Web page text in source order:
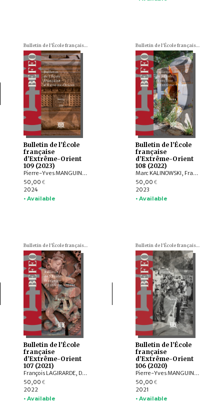
Bulletin de l'École française d'Extrême-Orient (BEFEO)
Bulletin de l’École
française
d’Extrême-Orient
109 (2023)
Pierre-Yves MANGUIN, Philippe PAPIN, Jean-Luc CHEVILLARD, Olivier de BERNON, François LAGIRARDE, Jiří JÁKL, Bertrand PORTE, Michel ANTELME, Volker GRABOWSKY, Thissana WEERAKIETSOONTORN, Raphaël MALANGIN, Nicolas SIMON, Peera PANARUT, Muhlis HADRAWI, Campbell MACKNIGHT, Kathryn WELLEN, Santi PAKDEEKHAM, HIEP Chan Vicheth
50,00 €
2024
• Available
Bulletin de l'École française d'Extrême-Orient (BEFEO)
Bulletin de l’École
française
d’Extrême-Orient
108 (2022)
Marc KALINOWSKI, François LACHAUD, Arlo GRIFFITHS, Titi Surti NASTITI, Xavier HERMAND, EKO BASTIAWAN, Cuong T. MAI, QIAN Shenghua, Benjamin DANIELS
50,00 €
2023
• Available
Bulletin de l'École française d'Extrême-Orient (BEFEO)
Bulletin de l’École
française
d’Extrême-Orient
107 (2021)
François LAGIRARDE, Dominic GOODALL, Louis GABAUDE, Nicolas REVIRE, Bruno DAGENS, Andrea ACRI, Franciscus VERELLEN, Allan G. GRAPARD, Johan LEVILLAIN, Hans T. BAKKER, ZHANG Zhaoyang, Javier SCHNAKE, Thissana WEERAKIETSOONTORN
50,00 €
2022
• Available
Bulletin de l'École française d'Extrême-Orient (BEFEO)
Bulletin de l’École
française
d’Extrême-Orient
106 (2020)
Pierre-Yves MANGUIN, Andrew HARDY, Charlotte SCHMID, François LACHAUD, Dominic GOODALL, Arlo GRIFFITHS, Armand DESBAT, Béatrice WISNIEWSKI, Federico BAROCCO, NGUYỄN Tiến Đông, Patrice LADWIG, Yael SHIRI, Melinda Zulejka FODOR, Valérie THIRION-MERLE, Gisela THIERRIN-MICHAEL, Ranet HONG, Nicolas MOLLARD, LI Guoqiang, NGUYỄN ĐẶNG ANH MINH, NGUYỄN ĐÌNH HƯNG, NGUYỄN QUANG NGỌC, Chloé CHOLLET, Martin RATHIE
50,00 €
2021
• Available